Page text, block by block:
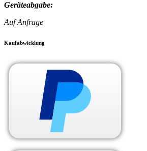
Geräteabgabe:
Auf Anfrage
Kaufabwicklung